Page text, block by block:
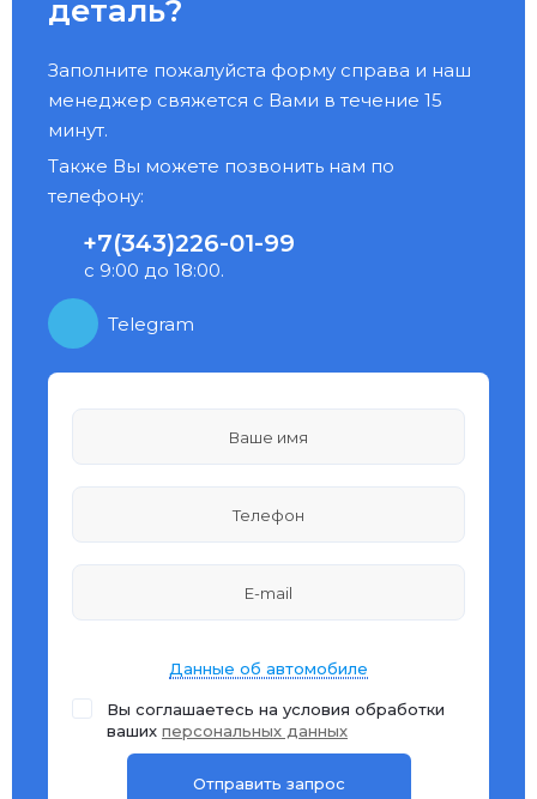
деталь?
Заполните пожалуйста форму справа и наш
менеджер свяжется с Вами в течение 15
минут.
Также Вы можете позвонить нам по
телефону:
+7(343)226-01-99
с 9:00 до 18:00.
Telegram
Данные об автомобиле
Вы соглашаетесь на условия обработки
ваших персональных данных